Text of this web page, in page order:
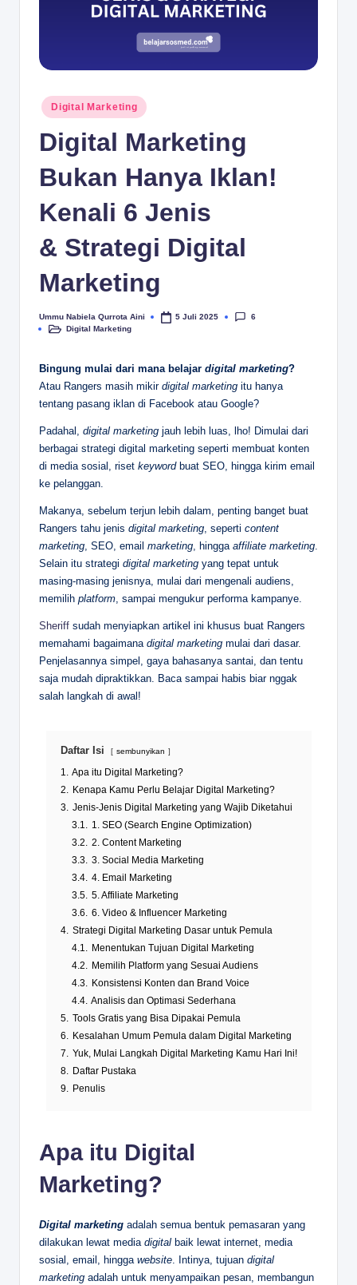
m
Posted
in
Digital Marketing
Digital Marketing
Bukan Hanya Iklan!
Kenali 6 Jenis
& Strategi Digital
Marketing
Posted
by
Ummu Nabiela Qurrota Aini 5 Juli 2025
6
PostedDigital Marketing
Bingung mulai dari mana belajar digital marketing?
Atau Rangers masih mikir digital marketing itu hanya
tentang pasang iklan di Facebook atau Google?
Padahal, digital marketing jauh lebih luas, lho! Dimulai dari
berbagai strategi digital marketing seperti membuat konten
di media sosial, riset keyword buat SEO, hingga kirim email
ke pelanggan.
Makanya, sebelum terjun lebih dalam, penting banget buat
Rangers tahu jenis digital marketing, seperti content
marketing, SEO, email marketing, hingga affiliate marketing.
Selain itu strategi digital marketing yang tepat untuk
masing-masing jenisnya, mulai dari mengenali audiens,
memilih platform, sampai mengukur performa kampanye.
Sheriff sudah menyiapkan artikel ini khusus buat Rangers
memahami bagaimana digital marketing mulai dari dasar.
Penjelasannya simpel, gaya bahasanya santai, dan tentu
saja mudah dipraktikkan. Baca sampai habis biar nggak
salah langkah di awal!
Daftar Isi sembunyikan
1.
Apa itu Digital Marketing?
2.
Kenapa Kamu Perlu Belajar Digital Marketing?
3.
Jenis-Jenis Digital Marketing yang Wajib Diketahui
3.1.
1. SEO (Search Engine Optimization)
3.2.
2. Content Marketing
3.3.
3. Social Media Marketing
3.4.
4. Email Marketing
3.5.
5. Affiliate Marketing
3.6.
6. Video & Influencer Marketing
4.
Strategi Digital Marketing Dasar untuk Pemula
4.1.
Menentukan Tujuan Digital Marketing
4.2.
Memilih Platform yang Sesuai Audiens
4.3.
Konsistensi Konten dan Brand Voice
4.4. Analisis dan Optimasi Sederhana
5.
Tools Gratis yang Bisa Dipakai Pemula
6.
Kesalahan Umum Pemula dalam Digital Marketing
7.
Yuk, Mulai Langkah Digital Marketing Kamu Hari Ini!
8.
Daftar Pustaka
9.
Penulis
Apa itu Digital
Marketing?
Digital marketing adalah semua bentuk pemasaran yang
dilakukan lewat media digital baik lewat internet, media
sosial, email, hingga website. Intinya, tujuan digital
marketing adalah untuk menyampaikan pesan, membangun